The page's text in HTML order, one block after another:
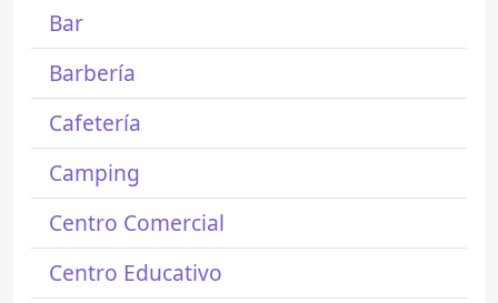
Bar
Barbería
Cafetería
Camping
Centro Comercial
Centro Educativo